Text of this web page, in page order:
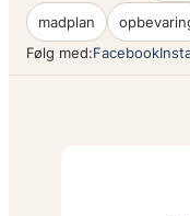
madplan
Følg med:Facebook